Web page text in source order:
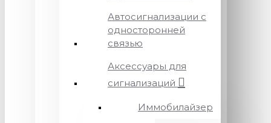
Автосигнализации с
односторонней
связью
Аксессуары для
сигнализаций
Иммобилайзер